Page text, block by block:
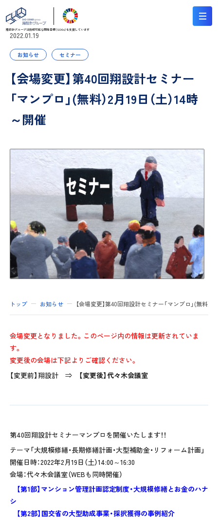
翔設計グループは持続可能な開発目標（SDGs）を支援しています
2022.01.19
【会場変更】第40回翔設計セミナー
「マンプロ」(無料）2月19日（土）14時
～開催
お知らせ セミナー
トップ お知らせ 【会場変更】第40回翔設計セミナー「マンプロ」(無料）2
会場変更となりました。このページ内の情報は更新されていま
す。
変更後の会場は下記よりご確認ください。
【変更前】翔設計 ⇒ 【変更後】代々木会議室
第40回翔設計セミナーマンプロを開催いたします！！
テーマ「大規模修繕・長期修繕計画・大型補助金・リフォーム計画」
開催日時：2022年2月19日（土）14:00～16:30
会場：代々木会議室（WEBも同時開催）
【第1部】マンション管理計画認定制度・大規模修繕とお金のハナ
シ
【第2部】国交省の大型助成事業・採択獲得の事例紹介